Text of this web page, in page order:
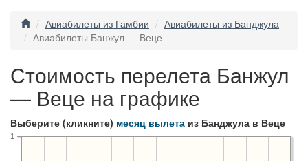
Авиабилеты из Гамбии
Авиабилеты из Банджула
Авиабилеты Банжул — Веце
Стоимость перелета Банжул
— Веце на графике
Выберите (кликните) месяц вылета из Банджула в Веце
1